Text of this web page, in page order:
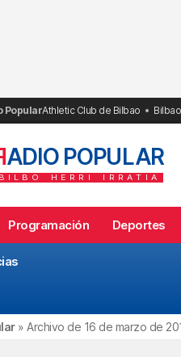
PopularAthletic Club de Bilbao Bilbao
ADIO POPULAR
BILBO HERRI IRRATIA
Programación Deportes
» Archivo de 16 de marzo de